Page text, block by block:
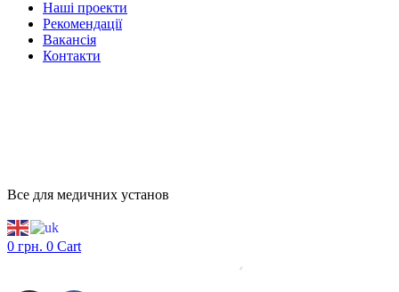
Нашi проекти
Рекомендації
Вакансiя
Контакти
Все для медичних установ
0 грн. 0 Cart